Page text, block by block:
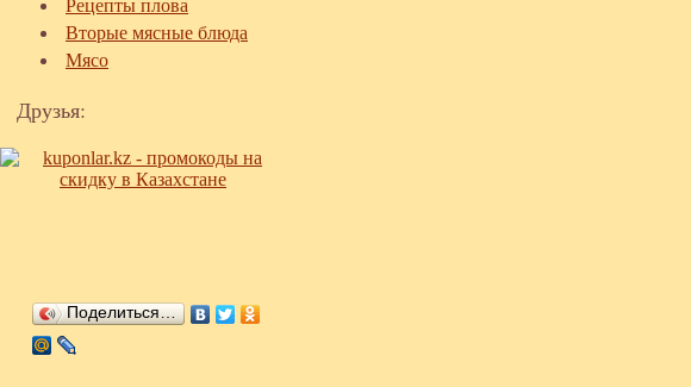
Рецепты плова
Вторые мясные блюда
Мясо
Друзья:
Поделиться…